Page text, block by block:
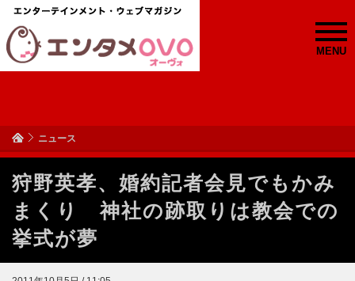
MENU
ニュース
狩野英孝、婚約記者会見でもかみ
まくり 神社の跡取りは教会での
挙式が夢